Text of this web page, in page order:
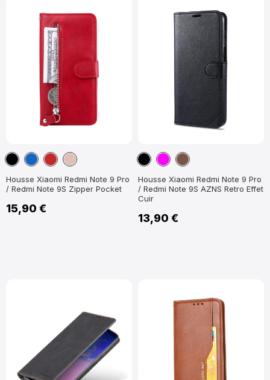
NoirBleuRouge
Or
Housse Xiaomi Redmi Note 9 Pro
/ Redmi Note 9S Zipper Pocket
15,90 €
NoirMagenta
Marron
Housse Xiaomi Redmi Note 9 Pro
/ Redmi Note 9S AZNS Retro Effet
Cuir
13,90 €